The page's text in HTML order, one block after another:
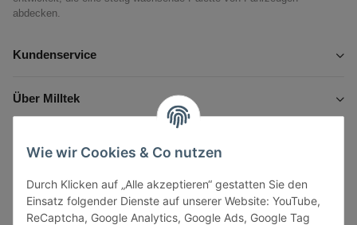
Wie wir Cookies & Co nutzen
Durch Klicken auf „Alle akzeptieren“ gestatten Sie den
Einsatz folgender Dienste auf unserer Website: YouTube,
ReCaptcha, Google Analytics, Google Ads, Google Tag
abdecken.
Kundenservice
Über Milltek
Gesetzliche Informationen